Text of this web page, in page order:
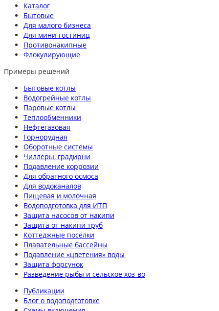
Каталог
Бытовые
Для малого бизнеса
Для мини-гостиниц
Противонакипные
Флокулирующие
Примеры решений
Бытовые котлы
Водогрейные котлы
Паровые котлы
Теплообменники
Нефтегазовая
Горнорудная
Оборотные системы
Чиллеры, градирни
Подавление коррозии
Для обратного осмоса
Для водоканалов
Пищевая и молочная
Водоподготовка для ИТП
Защита насосов от накипи
Защита от накипи труб
Коттеджные посёлки
Плавательные бассейны
Подавление «цветения» воды
Защита форсунок
Разведение рыбы и сельское хоз-во
Публикации
Блог о водоподготовке